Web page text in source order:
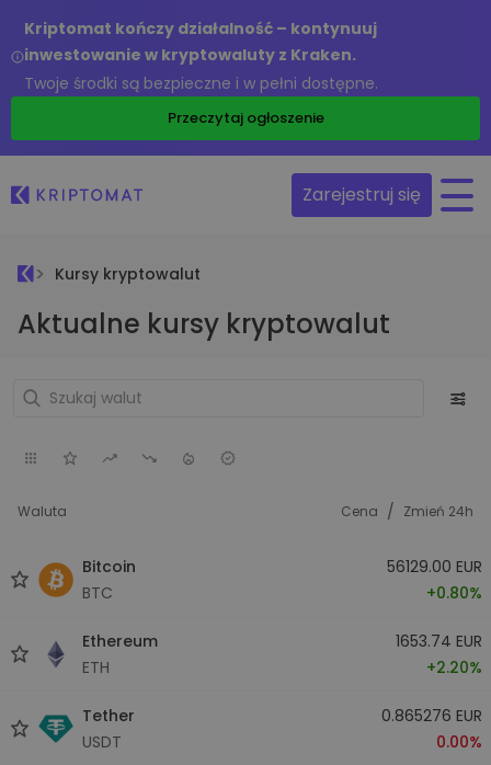
Kriptomat kończy działalność – kontynuuj
inwestowanie w kryptowaluty z Kraken.
Twoje środki są bezpieczne i w pełni dostępne.
Przeczytaj ogłoszenie
Zarejestruj się
Kursy kryptowalut
Aktualne kursy kryptowalut
Waluta Cena / Zmień 24h
Bitcoin
BTC
56129.00 EUR
+0.80%
Ethereum
ETH
1653.74 EUR
+2.20%
Tether
USDT
0.865276 EUR
0.00%